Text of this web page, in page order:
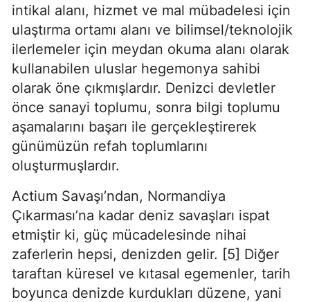
intikal alanı, hizmet ve mal mübadelesi için
ulaştırma ortamı alanı ve bilimsel/teknolojik
ilerlemeler için meydan okuma alanı olarak
kullanabilen uluslar hegemonya sahibi
olarak öne çıkmışlardır. Denizci devletler
önce sanayi toplumu, sonra bilgi toplumu
aşamalarını başarı ile gerçekleştirerek
günümüzün refah toplumlarını
oluşturmuşlardır.
Actium Savaşı’ndan, Normandiya
Çıkarması’na kadar deniz savaşları ispat
etmiştir ki, güç mücadelesinde nihai
zaferlerin hepsi, denizden gelir. [5] Diğer
taraftan küresel ve kıtasal egemenler, tarih
boyunca denizde kurdukları düzene, yani